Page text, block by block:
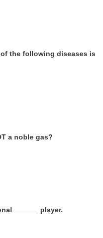
the following diseases is
a noble gas?
______ player.